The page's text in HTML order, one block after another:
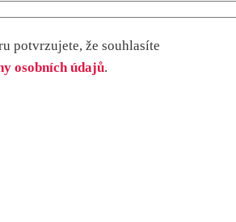
potvrzujete, že souhlasíte
osobních údajů.